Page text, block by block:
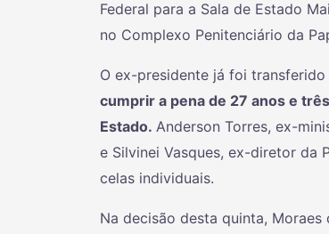
Federal para a Sala de Estado
no Complexo Penitenciário da
O ex-presidente já foi
cumprir a pena de 27 anos e
Estado. Anderson Torres, ex-
e Silvinei Vasques, ex-diretor da
celas individuais.
Na decisão desta quinta,